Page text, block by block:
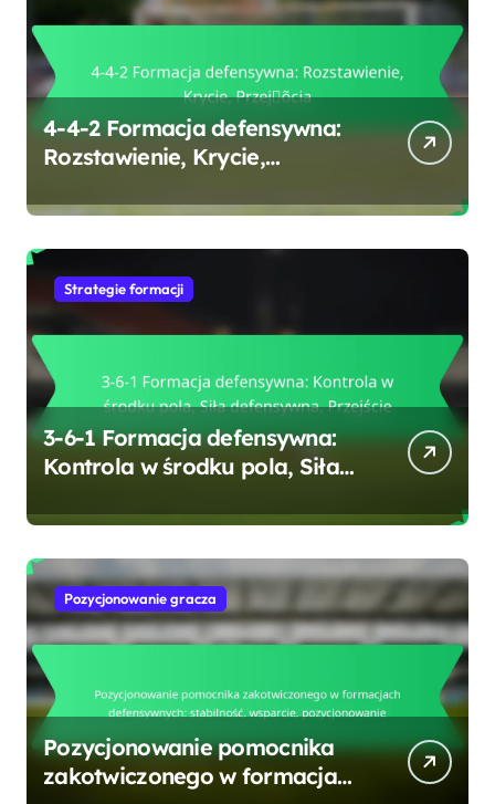
4-4-2 Formacja defensywna:
Rozstawienie, Krycie,
Strategie formacji
3-6-1 Formacja defensywna:
Kontrola w środku pola, Siła
Pozycjonowanie gracza
Pozycjonowanie pomocnika
zakotwiczonego w formacjach